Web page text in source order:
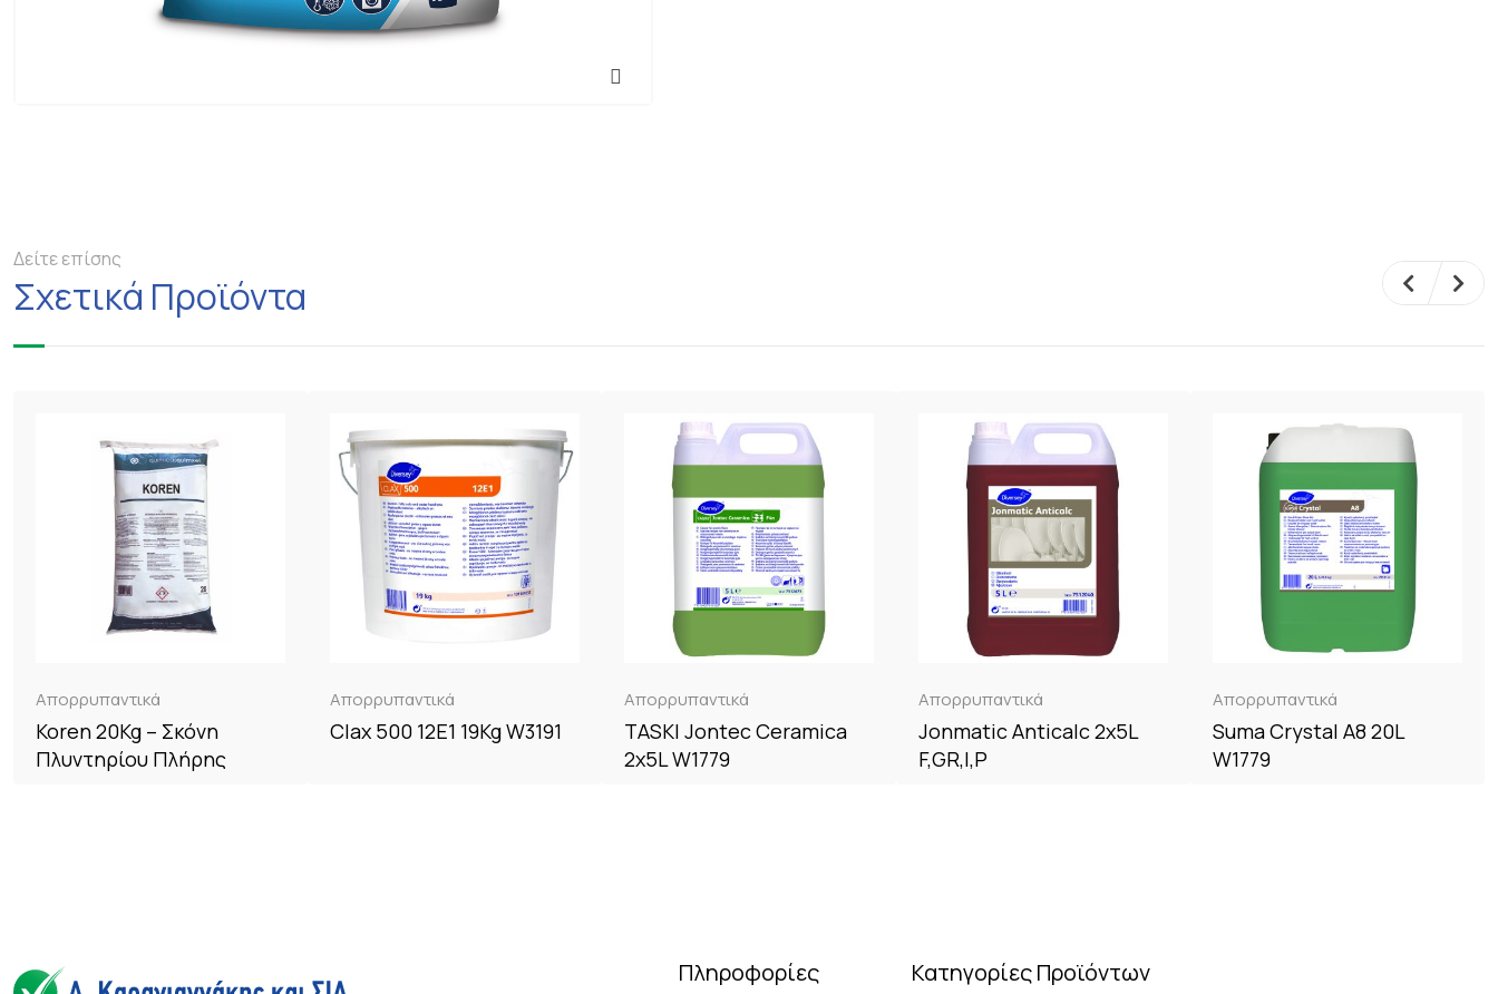
Δείτε επίσης
Σχετικά Προϊόντα
Απορρυπαντικά
Koren 20Kg – Σκόνη
Πλυντηρίου Πλήρης
Απορρυπαντικά
Clax 500 12E1 19Kg W3191
Απορρυπαντικά
TASKI Jontec Ceramica
2x5L W1779
Απορρυπαντικά
Jonmatic Anticalc 2x5L
F,GR,I,P
Απορρυπαντικά
Suma Crystal A8 20L
W1779
Πληροφορίες Κατηγορίες Προϊόντων